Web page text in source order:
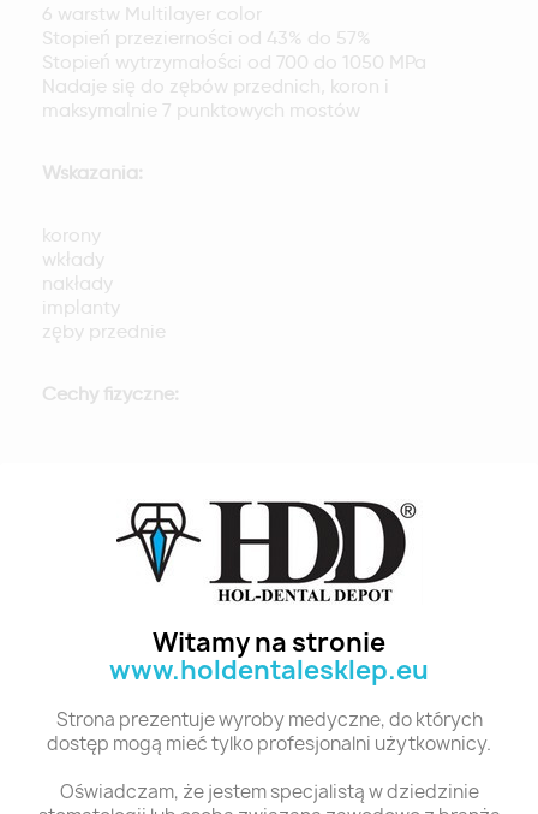
Witamy na stronie
www.holdentalesklep.eu
Strona prezentuje wyroby medyczne, do których
dostęp mogą mieć tylko profesjonalni użytkownicy.
Oświadczam, że jestem specjalistą w dziedzinie
6 warstw Multilayer color
Stopień przezierności od 43% do 57%
Stopień wytrzymałości od 700 do 1050 MPa
Nadaje się do zębów przednich, koron i
maksymalnie 7 punktowych mostów
Wskazania:
korony
wkłady
nakłady
implanty
zęby przednie
Cechy fizyczne:
gęstość po synteryzacji 6.07±0.03g/cm3
twardość 1200HV
temperatura synteryzacji rekomendowane 1500
Szczegóły Produktu
IndeksWECERA 3D PLUS ML-A2 98-22
Stan:Nowy